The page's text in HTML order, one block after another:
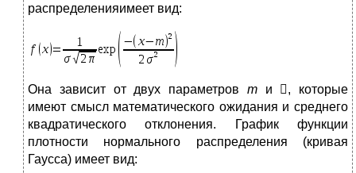
распределенияимеет вид:
Она зависит от двух параметров m и , которые
имеют смысл математического ожидания и среднего
квадратического отклонения. График функции
плотности нормального распределения (кривая
Гаусса) имеет вид: